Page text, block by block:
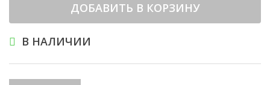
ДОБАВИТЬ В КОРЗИНУ
В НАЛИЧИИ